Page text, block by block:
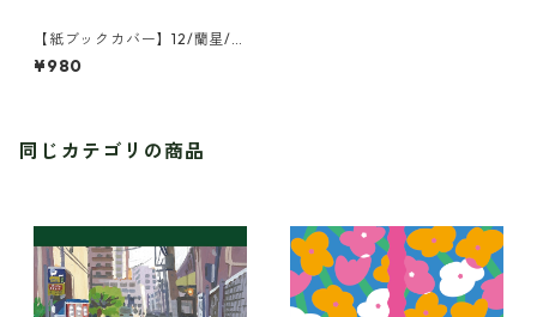
【紙ブックカバー】12/蘭星/R
ucKyGAMES/一緒に遊ぶの！
¥980
同じカテゴリの商品